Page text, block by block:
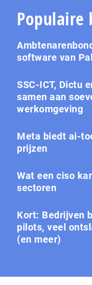
Populaire
software van
SSC-ICT, Dictu
samen aan
werkomgeving
Meta biedt ai-
prijzen
Wat een ciso
sectoren
Kort: Bedrijven
pilots, veel
(en meer)